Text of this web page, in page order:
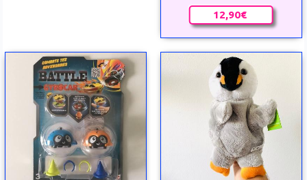
12,90€